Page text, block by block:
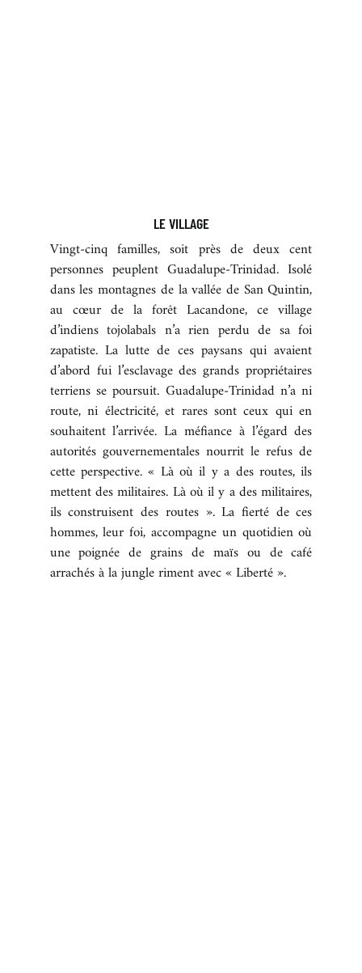
LE VILLAGE
Vingt-cinq familles, soit près de deux cent
personnes peuplent Guadalupe-Trinidad. Isolé
dans les montagnes de la vallée de San Quintin,
au cœur de la forêt Lacandone, ce village
d’indiens tojolabals n’a rien perdu de sa foi
zapatiste. La lutte de ces paysans qui avaient
d’abord fui l’esclavage des grands propriétaires
terriens se poursuit. Guadalupe-Trinidad n’a ni
route, ni électricité, et rares sont ceux qui en
souhaitent l’arrivée. La méfiance à l’égard des
autorités gouvernementales nourrit le refus de
cette perspective. « Là où il y a des routes, ils
mettent des militaires. Là où il y a des militaires,
ils construisent des routes ». La fierté de ces
hommes, leur foi, accompagne un quotidien où
une poignée de grains de maïs ou de café
arrachés à la jungle riment avec « Liberté ».